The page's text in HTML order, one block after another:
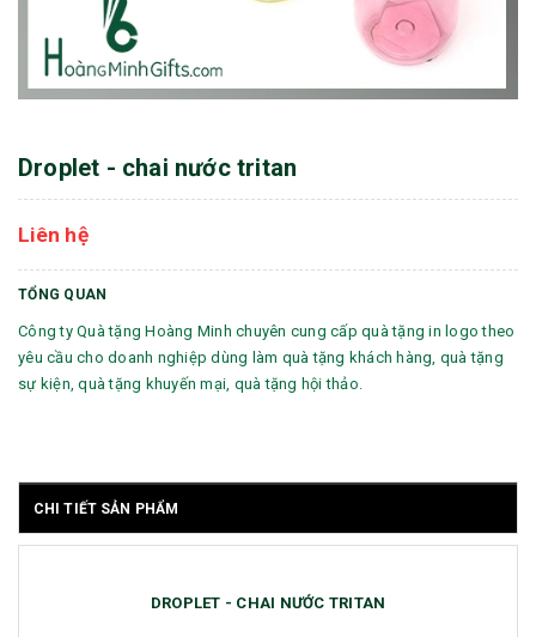
Droplet - chai nước tritan
Liên hệ
TỔNG QUAN
Công ty Quà tặng Hoàng Minh chuyên cung cấp quà tặng in logo theo
yêu cầu cho doanh nghiệp dùng làm quà tặng khách hàng, quà tặng
sự kiện, quà tặng khuyến mại, quà tặng hội thảo.
CHI TIẾT SẢN PHẨM
DROPLET - CHAI NƯỚC TRITAN